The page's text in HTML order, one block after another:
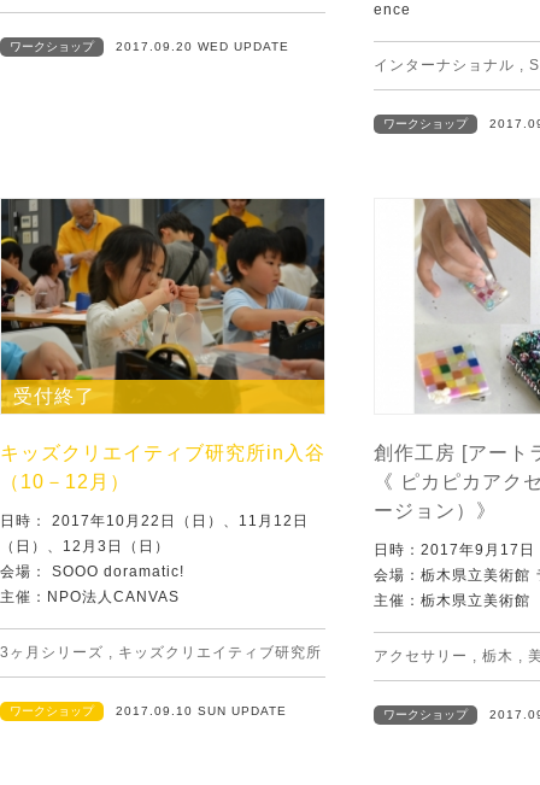
ワークショップ 2017.09.20 WED UPDATE
ence
インターナショナル ,
ワークショップ
受付終了
キッズクリエイティブ研究所in入谷
（10－12月）
日時： 2017年10月22日（日）、11月12日
（日）、12月3日（日）
会場： SOOO doramatic!
主催：NPO法人CANVAS
3ヶ月シリーズ , キッズクリエイティブ研究所
ワークショップ 2017.09.10 SUN UPDATE
創作工房 [アート
《 ピカピカアク
ージョン）》
日時：2017年9月17日
会場：栃木県立美術館
主催：栃木県立美術館
アクセサリー , 栃木 ,
ワークショップ